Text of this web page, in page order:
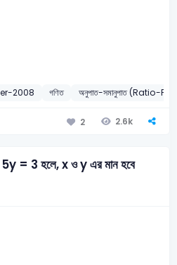
2008 গণিত অনুপাত-সমানুপাত (Ratio-
2 2.6k
= 3 হলে, x ও y এর মান হবে